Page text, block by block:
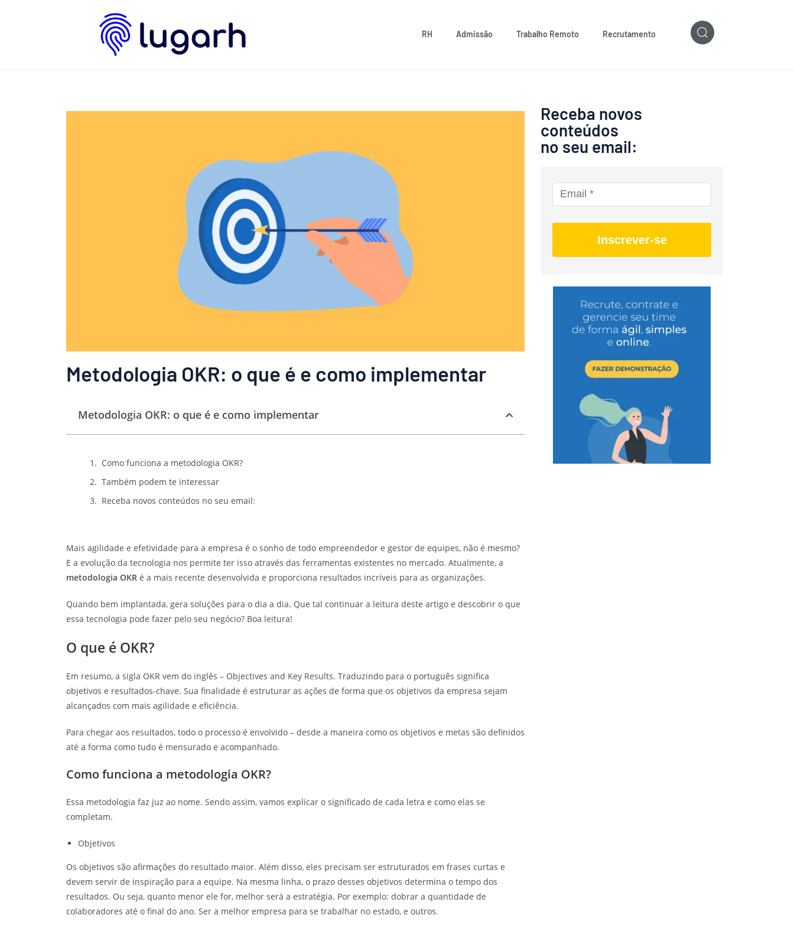
RH Admissão Trabalho Remoto Recrutamento
Metodologia OKR: o que é e como implementar
Metodologia OKR: o que é e como implementar
Como funciona a metodologia OKR?
Também podem te interessar
Receba novos conteúdos no seu email:
Mais agilidade e efetividade para a empresa é o sonho de todo empreendedor e gestor de equipes, não é mesmo?
E a evolução da tecnologia nos permite ter isso através das ferramentas existentes no mercado. Atualmente, a
metodologia OKR é a mais recente desenvolvida e proporciona resultados incríveis para as organizações.
Quando bem implantada, gera soluções para o dia a dia. Que tal continuar a leitura deste artigo e descobrir o que
essa tecnologia pode fazer pelo seu negócio? Boa leitura!
O que é OKR?
Em resumo, a sigla OKR vem do inglês – Objectives and Key Results. Traduzindo para o português significa
objetivos e resultados-chave. Sua finalidade é estruturar as ações de forma que os objetivos da empresa sejam
alcançados com mais agilidade e eficiência.
Para chegar aos resultados, todo o processo é envolvido – desde a maneira como os objetivos e metas são definidos
até a forma como tudo é mensurado e acompanhado.
Como funciona a metodologia OKR?
Essa metodologia faz juz ao nome. Sendo assim, vamos explicar o significado de cada letra e como elas se
completam.
Objetivos
Os objetivos são afirmações do resultado maior. Além disso, eles precisam ser estruturados em frases curtas e
devem servir de inspiração para a equipe. Na mesma linha, o prazo desses objetivos determina o tempo dos
resultados. Ou seja, quanto menor ele for, melhor será a estratégia. Por exemplo: dobrar a quantidade de
colaboradores até o final do ano. Ser a melhor empresa para se trabalhar no estado, e outros.
Receba novos
conteúdos
no seu email:
Inscrever-se